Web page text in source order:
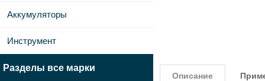
Описание
Аккумуляторы
Инструмент
Разделы все марки